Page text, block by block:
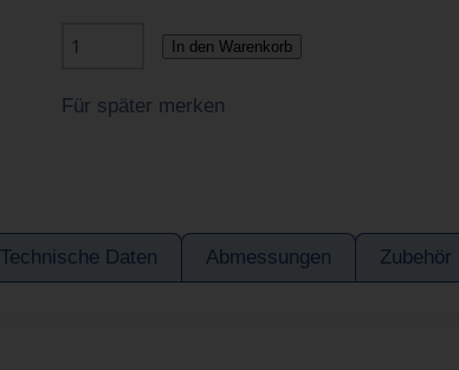
In den Warenkorb
Für später merken
Technische Daten Abmessungen Zubehör